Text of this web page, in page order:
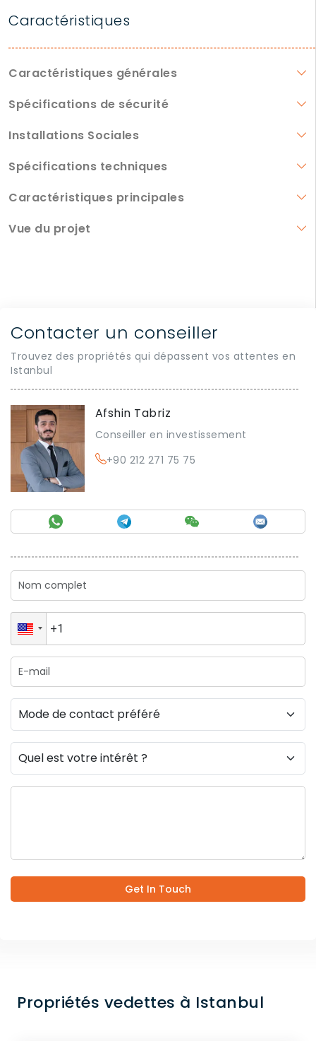
Caractéristiques
Caractéristiques générales
Spécifications de sécurité
Installations Sociales
Spécifications techniques
Caractéristiques principales
Vue du projet
Contacter un conseiller
Trouvez des propriétés qui dépassent vos attentes en
Istanbul
Afshin Tabriz
Conseiller en investissement
+90 212 271 75 75
Get In Touch
Propriétés vedettes à Istanbul